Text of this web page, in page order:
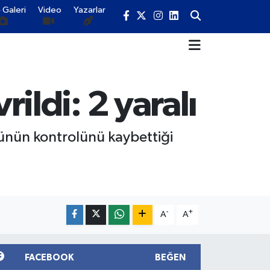
Galeri Video Yazarlar
2 yaralı
kontrolünü kaybettiği
A- A+
FACEBOOK BEĞEN